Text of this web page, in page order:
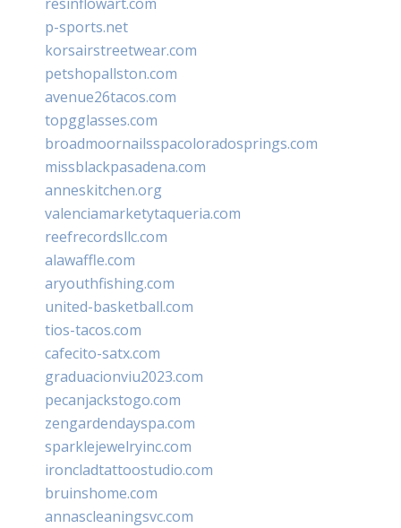
p-sports.net
korsairstreetwear.com
petshopallston.com
avenue26tacos.com
topgglasses.com
broadmoornailsspacoloradosprings.com
missblackpasadena.com
anneskitchen.org
valenciamarketytaqueria.com
reefrecordsllc.com
alawaffle.com
aryouthfishing.com
united-basketball.com
tios-tacos.com
cafecito-satx.com
graduacionviu2023.com
pecanjackstogo.com
zengardendayspa.com
sparklejewelryinc.com
ironcladtattoostudio.com
bruinshome.com
annascleaningsvc.com